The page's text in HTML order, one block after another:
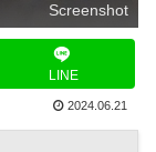
Screenshot
LINE
2024.06.21